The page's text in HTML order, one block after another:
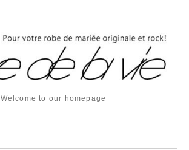
Welcome to our homepage